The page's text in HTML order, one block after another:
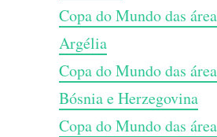
Copa do Mundo das
Argélia
Copa do Mundo das
Bósnia e Herzegovina
Copa do Mundo das